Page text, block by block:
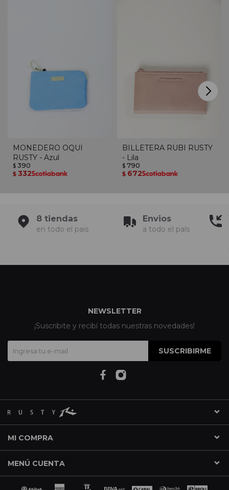
MONEDERO OQUI
RUSTY - Azul
$ 390
$ 332
BILLETERA RUBI RUSTY
- Lila
$ 790
$ 672
8 tiendas
en todo el pais
Envios
a todo el país
MI COMPRA
MENÚ CUENTA
NEWSLETTER
¡Suscribite y recibí todas nuestras novedades!
SUSCRIBIRME